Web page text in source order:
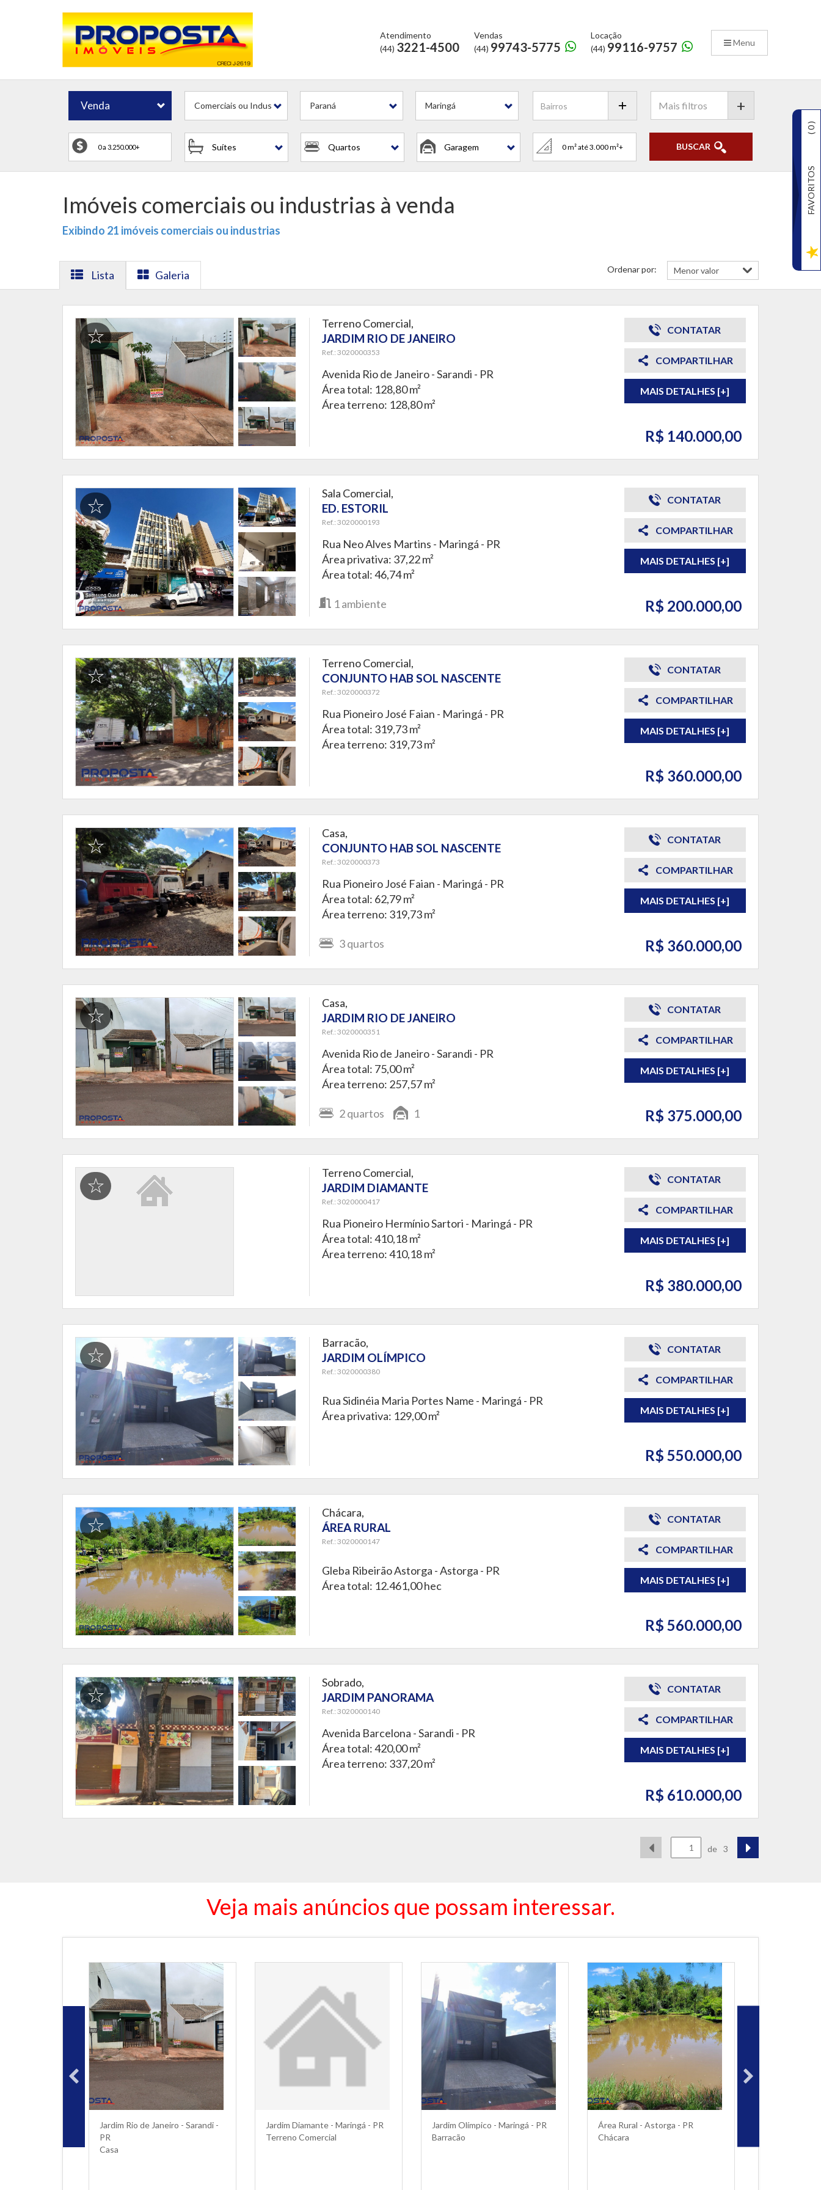
Menu
Atendimento
(44) 3221-4500
Vendas
(44) 99743-5775
Locação
(44) 99116-9757
Venda Comerciais ou Industriais Paraná Maringá
Suítes Quartos Garagem
+
BUSCAR
Imóveis comerciais ou industrias à venda
Exibindo 21 imóveis comerciais ou industrias
Lista Galeria Ordenar por:
Terreno Comercial,
JARDIM RIO DE JANEIRO
Ref.: 3020000353
Avenida Rio de Janeiro -Sarandi - PR
Área total: 128,80 m²
Área terreno: 128,80 m²
CONTATAR
COMPARTILHAR
MAIS DETALHES [+]
R$ 140.000,00
Sala Comercial,
ED. ESTORIL
Ref.: 3020000193
Rua Neo Alves Martins - Maringá - PR
Área privativa: 37,22 m²
Área total: 46,74 m²
1 ambiente
CONTATAR
COMPARTILHAR
MAIS DETALHES [+]
R$ 200.000,00
Terreno Comercial,
CONJUNTO HAB SOL NASCENTE
Ref.: 3020000372
Rua Pioneiro José Faian - Maringá - PR
Área total: 319,73 m²
Área terreno: 319,73 m²
CONTATAR
COMPARTILHAR
MAIS DETALHES [+]
R$ 360.000,00
Casa,
CONJUNTO HAB SOL NASCENTE
Ref.: 3020000373
Rua Pioneiro José Faian - Maringá - PR
Área total: 62,79 m²
Área terreno: 319,73 m²
3quartos
CONTATAR
COMPARTILHAR
MAIS DETALHES [+]
R$ 360.000,00
Casa,
JARDIM RIO DE JANEIRO
Ref.: 3020000351
Avenida Rio de Janeiro -Sarandi - PR
Área total: 75,00 m²
Área terreno: 257,57 m²
2quartos 1
CONTATAR
COMPARTILHAR
MAIS DETALHES [+]
R$ 375.000,00
Terreno Comercial,
JARDIM DIAMANTE
Ref.: 3020000417
Rua Pioneiro Hermínio Sartori - Maringá - PR
Área total: 410,18 m²
Área terreno: 410,18 m²
CONTATAR
COMPARTILHAR
MAIS DETALHES [+]
R$ 380.000,00
Barracão,
JARDIM OLÍMPICO
Ref.: 3020000380
Rua Sidinéia Maria Portes Name - Maringá - PR
Área privativa: 129,00 m²
CONTATAR
COMPARTILHAR
MAIS DETALHES [+]
R$ 550.000,00
Chácara,
ÁREA RURAL
Ref.: 3020000147
Gleba Ribeirão Astorga -Astorga - PR
Área total: 12.461,00 hec
CONTATAR
COMPARTILHAR
MAIS DETALHES [+]
R$ 560.000,00
Sobrado,
JARDIM PANORAMA
Ref.: 3020000140
Avenida Barcelona -Sarandi - PR
Área total: 420,00 m²
Área terreno: 337,20 m²
CONTATAR
COMPARTILHAR
MAIS DETALHES [+]
R$ 610.000,00
de 3
Veja mais anúncios que possam interessar.
Jardim Rio de Janeiro - Sarandi -
PR
Casa
Jardim Diamante - Maringá - PR
Terreno Comercial
Jardim Olímpico - Maringá - PR
Barracão
Área Rural - Astorga - PR
Chácara
FAVORITOS
(
0
)